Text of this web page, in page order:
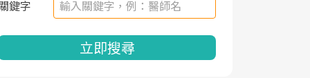
鍵字
立即搜尋